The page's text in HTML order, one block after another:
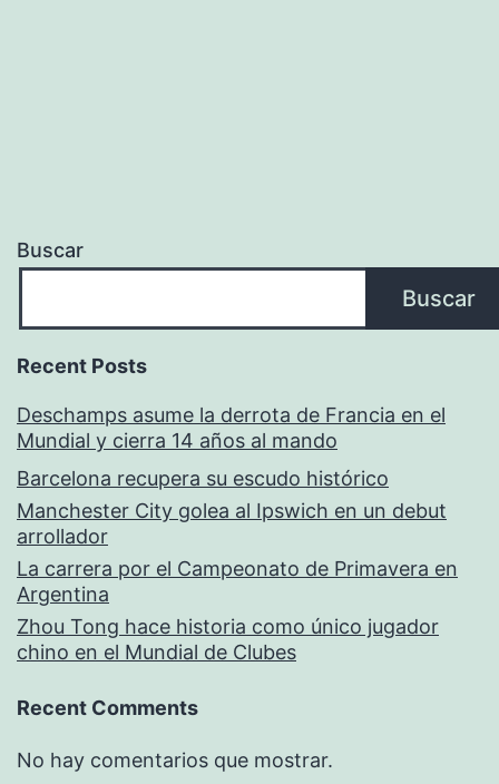
Buscar
Buscar
Recent Posts
Deschamps asume la derrota de Francia en el
Mundial y cierra 14 años al mando
Barcelona recupera su escudo histórico
Manchester City golea al Ipswich en un debut
arrollador
La carrera por el Campeonato de Primavera en
Argentina
Zhou Tong hace historia como único jugador
chino en el Mundial de Clubes
Recent Comments
No hay comentarios que mostrar.